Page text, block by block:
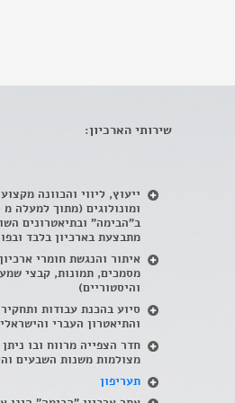
שירותי הארכיון:
ייעוץ, ליווי והכוונה
ב"הבימה" ובתיאטרונים
מתבצעת בארכיון בלבד
איתור והנגשת חומרי
מסמכים, תמונות, קבצי
והיסטוריים)
סיוע בהכנת עבודות
והתיאטרון העברי
מצולמות משנות השבעים
תעריפון